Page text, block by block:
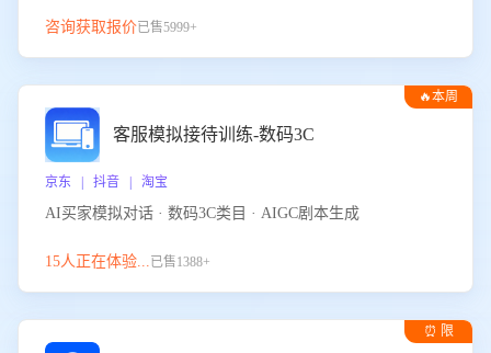
咨询获取报价已售5999+
🔥本周
客服模拟接待训练-数码3C
京东 | 抖音 | 淘宝
AI买家模拟对话 · 数码3C类目 · AIGC剧本生成
15人正在体验...已售1388+
⏰ 限